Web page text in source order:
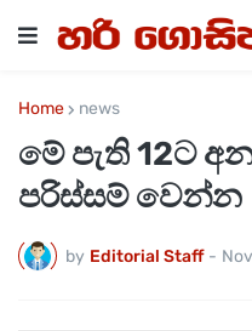
Home news
මේ පැති 12ට
පරිස්සම් වෙන්න
by Editorial Staff -